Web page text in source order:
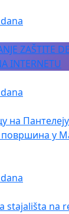
ZAŠTITE
INTERNETU
на
у
stajališta na